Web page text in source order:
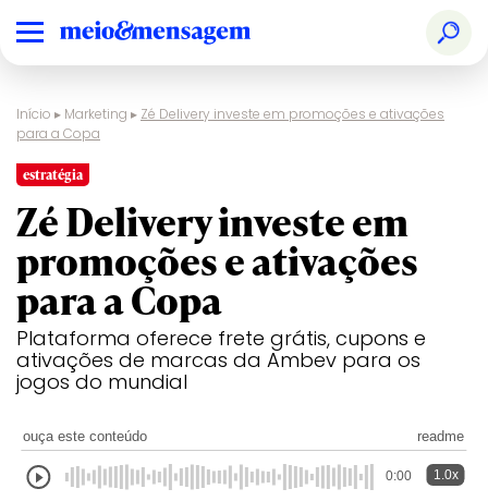
Início ▸ Marketing ▸ Zé Delivery investe em promoções e ativações
para a Copa
estratégia
Zé Delivery investe em
promoções e ativações
para a Copa
Plataforma oferece frete grátis, cupons e
ativações de marcas da Ambev para os
jogos do mundial
ouça este conteúdo readme
0:00 1.0x